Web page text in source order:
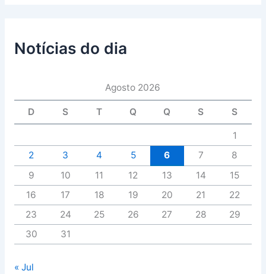
Notícias do dia
Agosto 2026
D S T Q Q S S
1
2
3 4 5 6 7
8
9
10 11 12 13 14
15
16
17 18 19 20 21
22
23
24 25 26 27 28
29
30
31
« Jul